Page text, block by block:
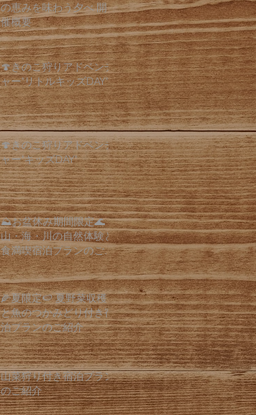
の恵みを味わう夕べ 開
催概要
🍄きのこ狩りアドベンチ
ャー"リトルキッズDAY"
🍄きのこ狩りアドベンチ
ャー"キッズDAY"
⛰️お盆休み期間限定🌊
山・海・川の自然体験と
食満喫宿泊プランのご紹
介
🌽夏限定🍉 夏野菜収穫
と魚のつかみどり付き宿
泊プランのご紹介
山菜狩り付き宿泊プラン
のご紹介